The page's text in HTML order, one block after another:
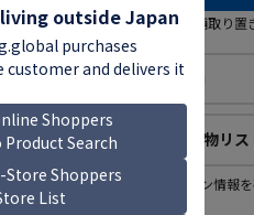
店舗取り
欲しい物リストに追加
欲しい物リ
欲しい物リスト登録者
この商品のコレクション情報